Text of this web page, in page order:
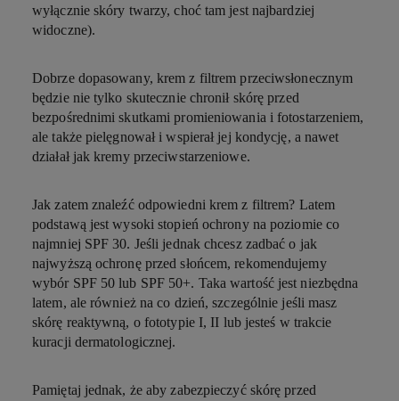
wyłącznie skóry twarzy, choć tam jest najbardziej
widoczne).
Dobrze dopasowany, krem z filtrem przeciwsłonecznym
będzie nie tylko skutecznie chronił skórę przed
bezpośrednimi skutkami promieniowania i fotostarzeniem,
ale także pielęgnował i wspierał jej kondycję, a nawet
działał jak kremy przeciwstarzeniowe.
Jak zatem znaleźć odpowiedni krem z filtrem? Latem
podstawą jest wysoki stopień ochrony na poziomie co
najmniej SPF 30. Jeśli jednak chcesz zadbać o jak
najwyższą ochronę przed słońcem, rekomendujemy
wybór SPF 50 lub SPF 50+. Taka wartość jest niezbędna
latem, ale również na co dzień, szczególnie jeśli masz
skórę reaktywną, o fototypie I, II lub jesteś w trakcie
kuracji dermatologicznej.
Pamiętaj jednak, że aby zabezpieczyć skórę przed